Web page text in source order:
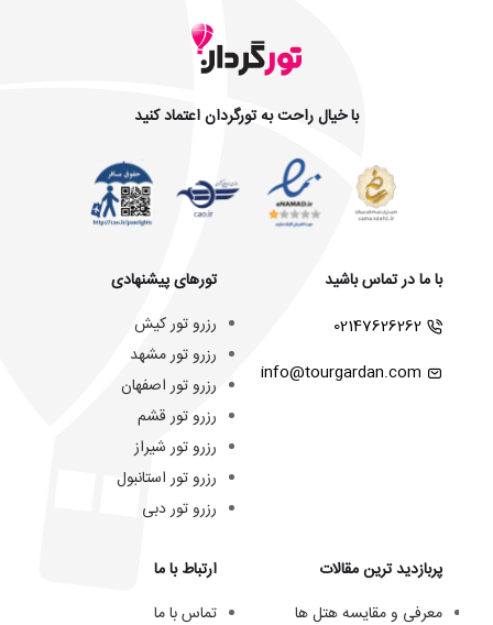
با خیال راحت به تورگردان اعتماد کنید
با ما در تماس باشید
02147626262
info@tourgardan.com
تورهای پیشنهادی
رزرو تور کیش
رزرو تور مشهد
رزرو تور اصفهان
رزرو تور قشم
رزرو تور شیراز
رزرو تور استانبول
رزرو تور دبی
پربازدید ترین مقالات
معرفی و مقایسه هتل ها
ارتباط با ما
تماس با ما